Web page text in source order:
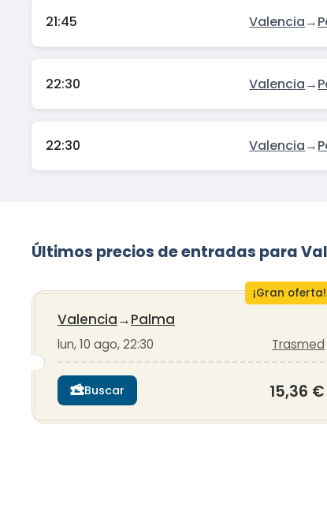
21:45 Valencia→
22:30 Valencia→
22:30 Valencia→
Últimos precios de entradas para
¡Gran oferta!
Valencia→Palma
lun, 10 ago, 22:30 Trasmed
Buscar 15,36 €